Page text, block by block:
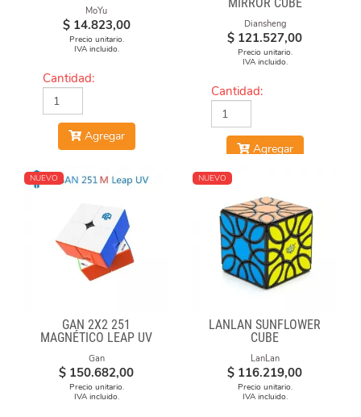
MoYu
$ 14.823,00
Precio unitario.
IVA incluido.
Cantidad:
Agregar
Diansheng
$ 121.527,00
Precio unitario.
IVA incluido.
Cantidad:
Agregar
NUEVO
GAN 2X2 251
MAGNÉTICO LEAP UV
Gan
$ 150.682,00
Precio unitario.
IVA incluido.
NUEVO
LANLAN SUNFLOWER
CUBE
LanLan
$ 116.219,00
Precio unitario.
IVA incluido.